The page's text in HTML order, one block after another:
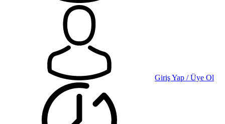
Giriş Yap / Üye Ol